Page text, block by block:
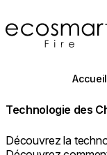
EcoSmart Fire
Accueil
Technologie des
Découvrez la